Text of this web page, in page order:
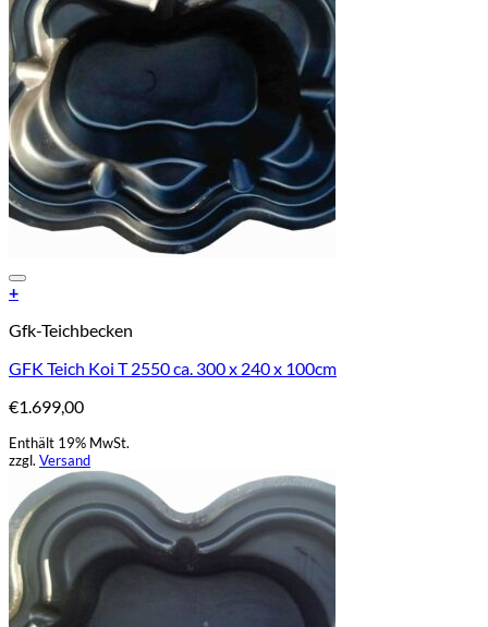
+
Gfk-Teichbecken
GFK Teich Koi T 2550 ca. 300 x 240 x 100cm
€1.699,00
Enthält 19% MwSt.
zzgl. Versand